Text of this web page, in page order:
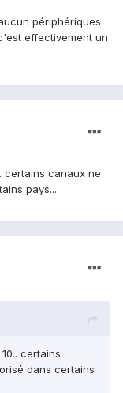
périphériques
effectivement un
certains canaux ne
pays...
certains
dans certains